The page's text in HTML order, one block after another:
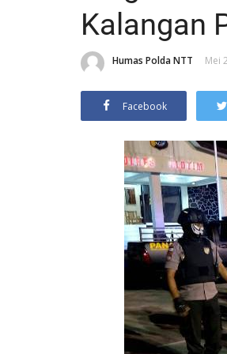
Kalangan
Humas Polda NTT Mei
Facebook